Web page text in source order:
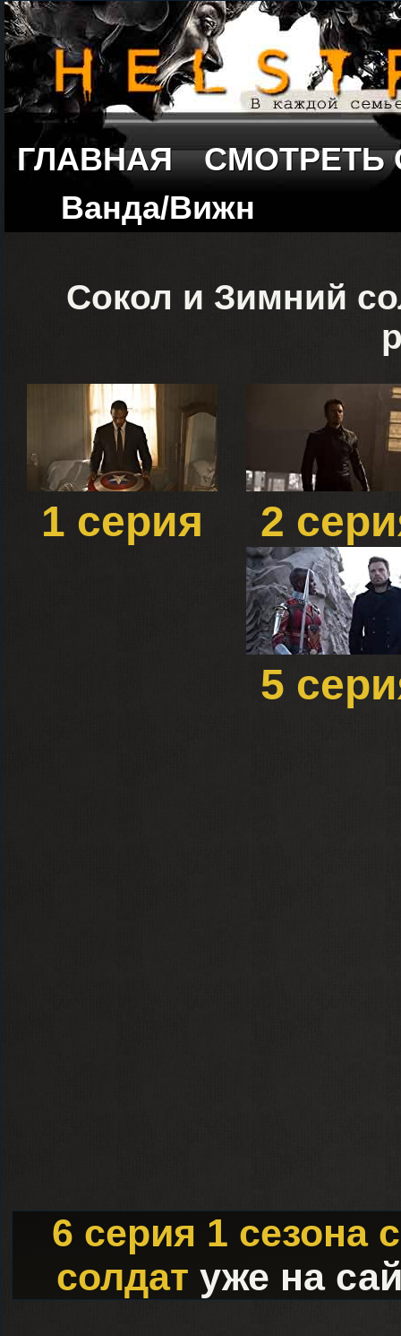
ГЛАВНАЯ
СМОТРЕТЬ
Ванда/Вижн
Сокол и Зимний
1 серия 2
5
6 серия 1 сезона
солдат уже на